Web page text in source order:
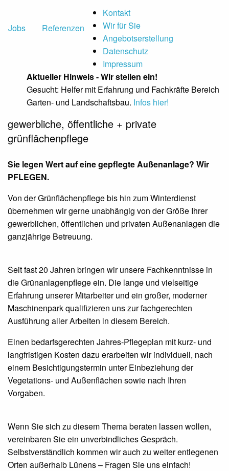
Jobs Referenzen
Kontakt
Wir für Sie
Angebotserstellung
Datenschutz
Impressum
Aktueller Hinweis - Wir stellen ein!
Gesucht: Helfer mit Erfahrung und Fachkräfte Bereich
Garten- und Landschaftsbau. Infos hier!
gewerbliche, öffentliche + private
grünflächenpflege
Sie legen Wert auf eine gepflegte Außenanlage? Wir
PFLEGEN.
Von der Grünflächenpflege bis hin zum Winterdienst
übernehmen wir gerne unabhängig von der Größe Ihrer
gewerblichen, öffentlichen und privaten Außenanlagen die
ganzjährige Betreuung.
Seit fast 20 Jahren bringen wir unsere Fachkenntnisse in
die Grünanlagenpflege ein. Die lange und vielseitige
Erfahrung unserer Mitarbeiter und ein großer, moderner
Maschinenpark qualifizieren uns zur fachgerechten
Ausführung aller Arbeiten in diesem Bereich.
Einen bedarfsgerechten Jahres-Pflegeplan mit kurz- und
langfristigen Kosten dazu erarbeiten wir individuell, nach
einem Besichtigungstermin unter Einbeziehung der
Vegetations- und Außenflächen sowie nach Ihren
Vorgaben.
Wenn Sie sich zu diesem Thema beraten lassen wollen,
vereinbaren Sie ein unverbindliches Gespräch.
Selbstverständlich kommen wir auch zu weiter entlegenen
Orten außerhalb Lünens – Fragen Sie uns einfach!